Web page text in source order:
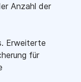
Anzahl der
Erweiterte
für